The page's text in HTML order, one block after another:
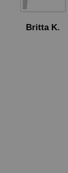
Britta K.